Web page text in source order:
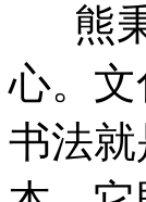
熊
心。
书法